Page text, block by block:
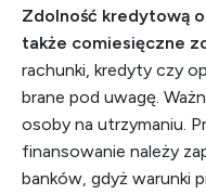
Zdolność kredytową
także comiesięczne
rachunki, kredyty czy
brane pod uwagę.
osoby na utrzymaniu.
finansowanie należy
banków, gdyż warunki